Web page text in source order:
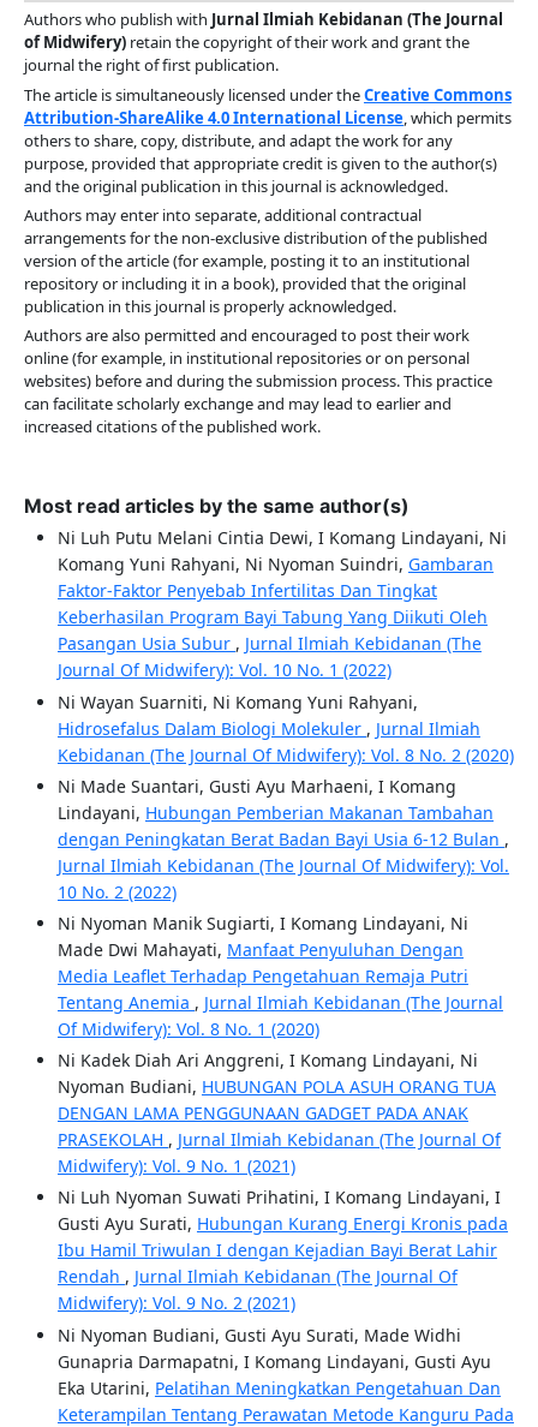
Authors who publish with Jurnal Ilmiah Kebidanan (The Journal
of Midwifery)retain the copyright of their work and grant the
journal the right of first publication.
The article is simultaneously licensed under theCreative Commons
Attribution-ShareAlike 4.0 International License, which permits
others to share, copy, distribute, and adapt the work for any
purpose, provided that appropriate credit is given to the author(s)
and the original publication in this journal is acknowledged.
Authors may enter into separate, additional contractual
arrangements for the non-exclusive distribution of the published
version of the article (for example, posting it to an institutional
repository or including it in a book), provided that the original
publication in this journal is properly acknowledged.
Authors are also permitted and encouraged to post their work
online (for example, in institutional repositories or on personal
websites) before and during the submission process. This practice
can facilitate scholarly exchange and may lead to earlier and
increased citations of the published work.
Most read articles by the same author(s)
Ni Luh Putu Melani Cintia Dewi, I Komang Lindayani, Ni
Komang Yuni Rahyani, Ni Nyoman Suindri, Gambaran
Faktor-Faktor Penyebab Infertilitas Dan Tingkat
Keberhasilan Program Bayi Tabung Yang Diikuti Oleh
Pasangan Usia Subur , Jurnal Ilmiah Kebidanan (The
Journal Of Midwifery): Vol. 10 No. 1 (2022)
Ni Wayan Suarniti, Ni Komang Yuni Rahyani,
Hidrosefalus Dalam Biologi Molekuler , Jurnal Ilmiah
Kebidanan (The Journal Of Midwifery): Vol. 8 No. 2 (2020)
Ni Made Suantari, Gusti Ayu Marhaeni, I Komang
Lindayani, Hubungan Pemberian Makanan Tambahan
dengan Peningkatan Berat Badan Bayi Usia 6-12 Bulan ,
Jurnal Ilmiah Kebidanan (The Journal Of Midwifery): Vol.
10 No. 2 (2022)
Ni Nyoman Manik Sugiarti, I Komang Lindayani, Ni
Made Dwi Mahayati, Manfaat Penyuluhan Dengan
Media Leaflet Terhadap Pengetahuan Remaja Putri
Tentang Anemia , Jurnal Ilmiah Kebidanan (The Journal
Of Midwifery): Vol. 8 No. 1 (2020)
Ni Kadek Diah Ari Anggreni, I Komang Lindayani, Ni
Nyoman Budiani, HUBUNGAN POLA ASUH ORANG TUA
DENGAN LAMA PENGGUNAAN GADGET PADA ANAK
PRASEKOLAH , Jurnal Ilmiah Kebidanan (The Journal Of
Midwifery): Vol. 9 No. 1 (2021)
Ni Luh Nyoman Suwati Prihatini, I Komang Lindayani, I
Gusti Ayu Surati, Hubungan Kurang Energi Kronis pada
Ibu Hamil Triwulan I dengan Kejadian Bayi Berat Lahir
Rendah , Jurnal Ilmiah Kebidanan (The Journal Of
Midwifery): Vol. 9 No. 2 (2021)
Ni Nyoman Budiani, Gusti Ayu Surati, Made Widhi
Gunapria Darmapatni, I Komang Lindayani, Gusti Ayu
Eka Utarini, Pelatihan Meningkatkan Pengetahuan Dan
Keterampilan Tentang Perawatan Metode Kanguru Pada